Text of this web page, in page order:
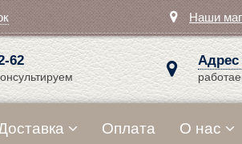
Наши
62
Оплата О нас